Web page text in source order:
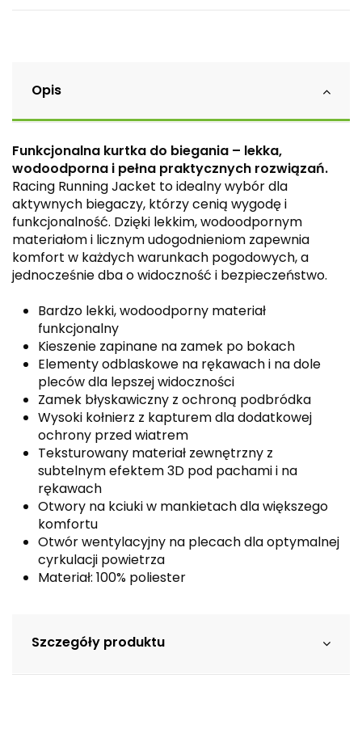
Opis
Funkcjonalna kurtka do biegania – lekka,
wodoodporna i pełna praktycznych rozwiązań.
Racing Running Jacket to idealny wybór dla
aktywnych biegaczy, którzy cenią wygodę i
funkcjonalność. Dzięki lekkim, wodoodpornym
materiałom i licznym udogodnieniom zapewnia
komfort w każdych warunkach pogodowych, a
jednocześnie dba o widoczność i bezpieczeństwo.
Bardzo lekki, wodoodporny materiał
funkcjonalny
Kieszenie zapinane na zamek po bokach
Elementy odblaskowe na rękawach i na dole
pleców dla lepszej widoczności
Zamek błyskawiczny z ochroną podbródka
Wysoki kołnierz z kapturem dla dodatkowej
ochrony przed wiatrem
Teksturowany materiał zewnętrzny z
subtelnym efektem 3D pod pachami i na
rękawach
Otwory na kciuki w mankietach dla większego
komfortu
Otwór wentylacyjny na plecach dla optymalnej
cyrkulacji powietrza
Materiał: 100% poliester
Szczegóły produktu